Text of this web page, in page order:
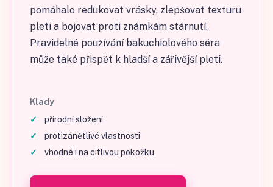
pomáhalo redukovat vrásky, zlepšovat texturu
pleti a bojovat proti známkám stárnutí.
Pravidelné používání bakuchiolového séra
může také přispět k hladší a zářivější pleti.
Klady
přírodní složení
protizánětlivé vlastnosti
vhodné i na citlivou pokožku